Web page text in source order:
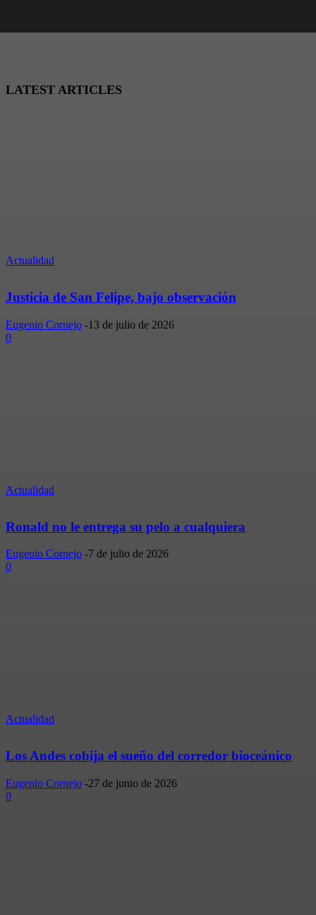
LATEST ARTICLES
Actualidad
Justicia de San Felipe, bajo observación
Eugenio Cornejo -13 de julio de 2026
0
Actualidad
Ronald no le entrega su pelo a cualquiera
Eugenio Cornejo -7 de julio de 2026
0
Actualidad
Los Andes cobija el sueño del corredor bioceánico
Eugenio Cornejo -27 de junio de 2026
0